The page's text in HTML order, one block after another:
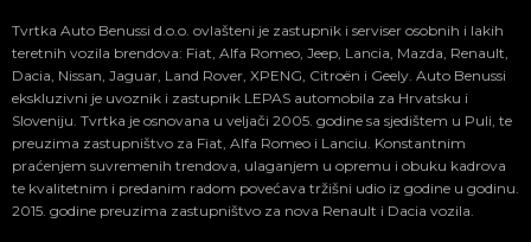
Tvrtka Auto Benussi d.o.o. ovlašteni je zastupnik i serviser osobnih i lakih
teretnih vozila brendova: Fiat, Alfa Romeo, Jeep, Lancia, Mazda, Renault,
Dacia, Nissan, Jaguar, Land Rover, XPENG, Citroën i Geely. Auto Benussi
ekskluzivni je uvoznik i zastupnik LEPAS automobila za Hrvatsku i
Sloveniju. Tvrtka je osnovana u veljači 2005. godine sa sjedištem u Puli, te
preuzima zastupništvo za Fiat, Alfa Romeo i Lanciu. Konstantnim
praćenjem suvremenih trendova, ulaganjem u opremu i obuku kadrova
te kvalitetnim i predanim radom povećava tržišni udio iz godine u godinu.
2015. godine preuzima zastupništvo za nova Renault i Dacia vozila.